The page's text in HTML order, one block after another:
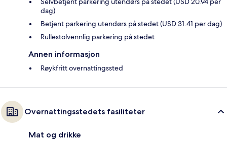
dag)
Betjent parkering utendørs på stedet (USD 31.41 per dag)
Rullestolvennlig parkering på stedet
Annen informasjon
Røykfritt overnattingssted
Overnattingsstedets fasiliteter
Mat og drikke